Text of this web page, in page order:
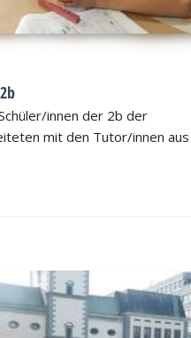
innen der 2b der
mit den Tutor/innen